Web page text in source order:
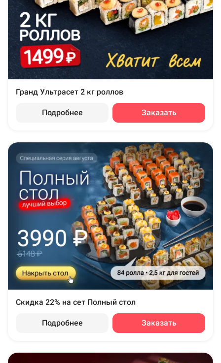
Гранд Ультрасет 2 кг роллов
Подробнее Заказать
Скидка 22% на сет Полный стол
Подробнее Заказать